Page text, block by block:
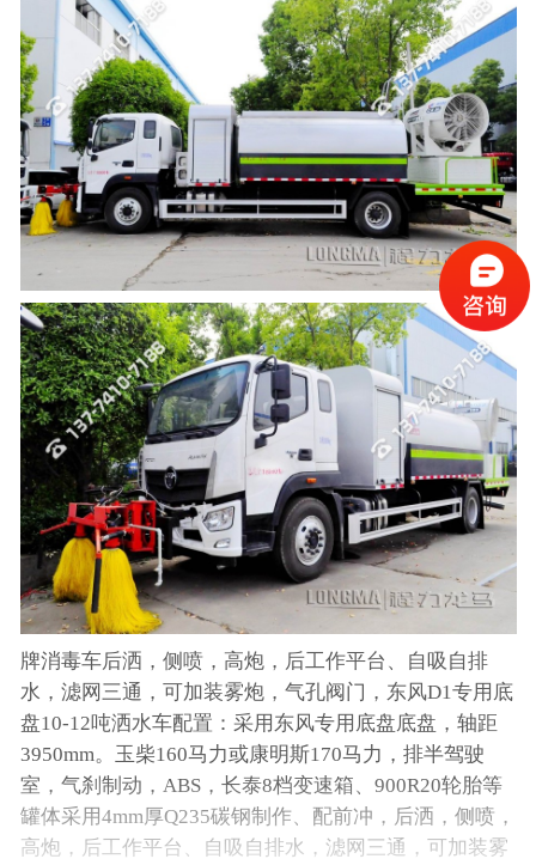
牌消毒车后洒，侧喷，高炮，后工作平台、自吸自排
水，滤网三通，可加装雾炮，气孔阀门，东风D1专用底
盘10-12吨洒水车配置：采用东风专用底盘底盘，轴距
3950mm。玉柴160马力或康明斯170马力，排半驾驶
室，气刹制动，ABS，长泰8档变速箱、900R20轮胎等
罐体采用4mm厚Q235碳钢制作、配前冲，后洒，侧喷，
高炮，后工作平台、自吸自排水，滤网三通，可加装雾